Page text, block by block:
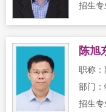
招生专
陈旭
职称
部门：
招生